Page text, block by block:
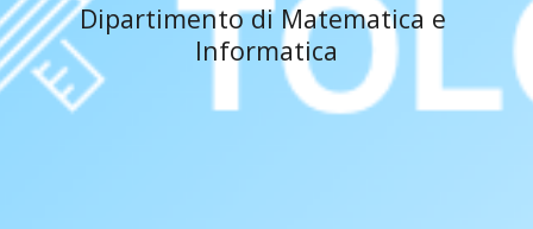
Dipartimento di Matematica e
Informatica